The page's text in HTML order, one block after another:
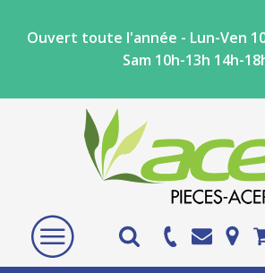
Ouvert toute l'année - Lun-Ven
Sam 10h-13h 14h-